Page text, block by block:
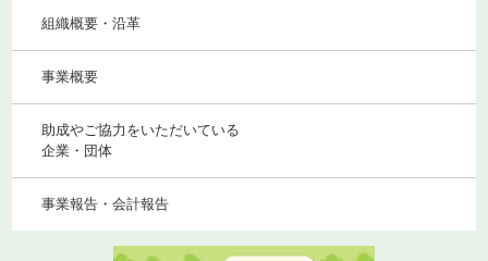
組織概要・沿革
事業概要
助成やご協力をいただいている
企業・団体
事業報告・会計報告